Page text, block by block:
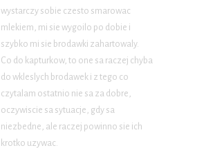
wystarczy sobie czesto smarowac
mlekiem, mi sie wygoilo po dobie i
szybko mi sie brodawki zahartowaly.
Co do kapturkow, to one sa raczej chyba
do wkleslych brodawek i z tego co
czytalam ostatnio nie sa za dobre,
oczywiscie sa sytuacje, gdy sa
niezbedne, ale raczej powinno sie ich
krotko uzywac.